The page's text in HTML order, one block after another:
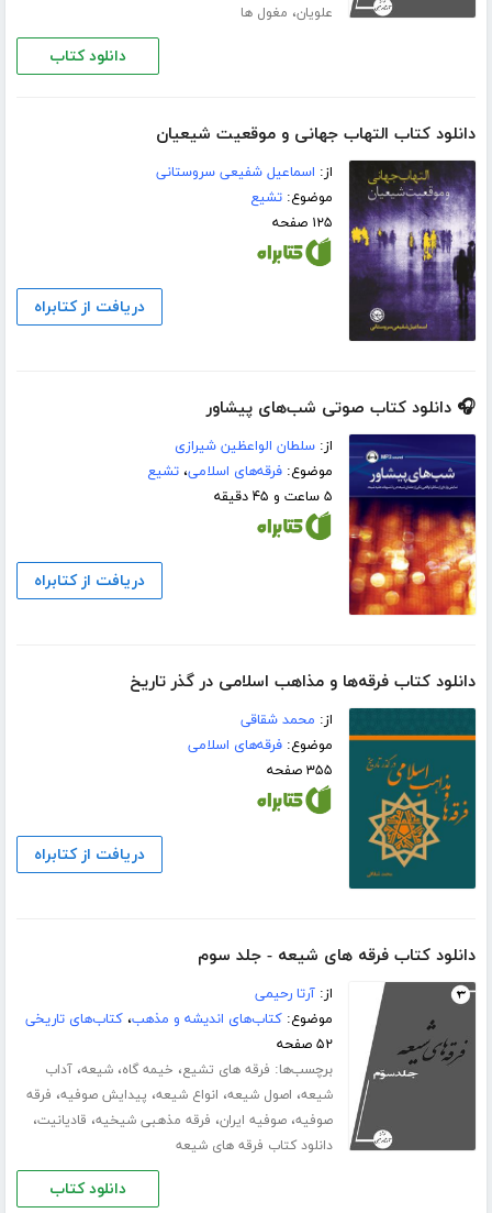
علویان، مغول ها
دانلود کتاب
دانلود کتاب التهاب جهانی و موقعیت شیعیان
از: اسماعیل شفیعی سروستانی
موضوع:تشیع
۱۲۵ صفحه
دریافت از کتابراه
🎧 دانلود کتاب صوتی شب‌های پیشاور
از:سلطان الواعظین شیرازی
موضوع:فرقه‌های اسلامی،تشیع
۵ ساعت و ۴۵ دقیقه
دریافت از کتابراه
دانلود کتاب فرقه‌ها و مذاهب اسلامی در گذر تاریخ
از: محمد شقاقی
موضوع:فرقه‌های اسلامی
۳۵۵ صفحه
دریافت از کتابراه
دانلود کتاب فرقه های شیعه - جلد سوم
از:آرتا رحیمی
موضوع:کتاب‌های اندیشه و مذهب،کتاب‌های تاریخی
۵۲ صفحه
برچسب‌ها: فرقه های تشیع، خیمه گاه،شیعه،آداب
شیعه، اصول شیعه، انواع شیعه، پیدایش صوفیه، فرقه
صوفیه،صوفیه ایران، فرقه مذهبی شیخیه، قادیانیت،
دانلود کتاب فرقه های شیعه
دانلود کتاب